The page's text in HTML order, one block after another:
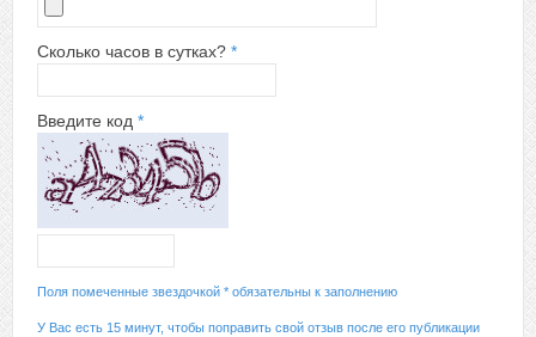
Сколько часов в сутках? *
Введите код *
Поля помеченные звездочкой * обязательны к заполнению
У Вас есть 15 минут, чтобы поправить свой отзыв после его публикации